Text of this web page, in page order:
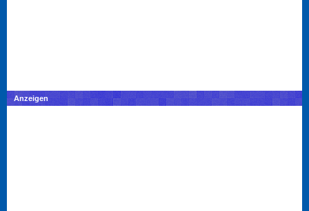
Anzeigen